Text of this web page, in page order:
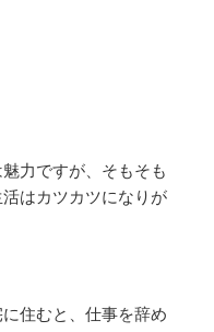
力ですが、そもそも
はカツカツになりが
住むと、仕事を辞め